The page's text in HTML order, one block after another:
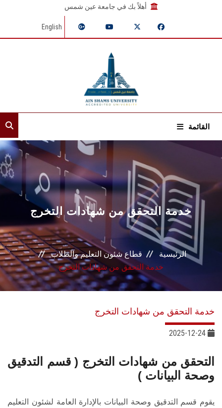
أهلاً بك في جامعة عين شمس
English
القائمة
الرئيسية
عن القطاع
إدارات القطاع
بوابة الطلاب
خدمات القطاع
المراكز والوحدات
خدمة التحقق من شهادات التخرج
الرئيسية
قطاع شئون التعليم والطلاب
خدمة التحقق من شهادات التخرج
خدمة التحقق من شهادات التخرج
التحقق من شهادات التخرج ( قسم التدقيق
وصحة البيانات )
يقوم قسم التدقيق وصحة البيانات بالإدارة العامة لشئون التعليم